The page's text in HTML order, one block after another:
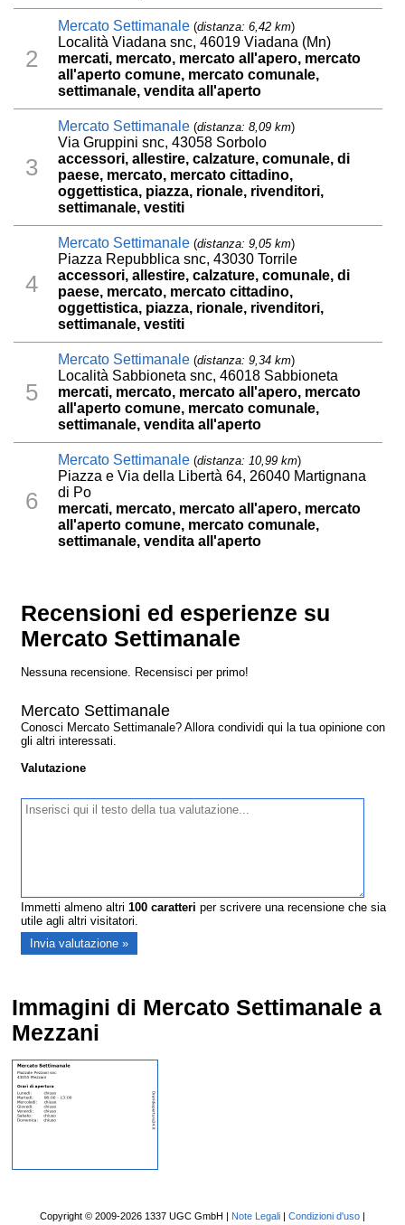
2
Mercato Settimanale (distanza: 6,42 km)
Località Viadana snc, 46019 Viadana (Mn)
mercati, mercato, mercato all'apero, mercato
all'aperto comune, mercato comunale,
settimanale, vendita all'aperto
3
Mercato Settimanale (distanza: 8,09 km)
Via Gruppini snc, 43058 Sorbolo
accessori, allestire, calzature, comunale, di
paese, mercato, mercato cittadino,
oggettistica, piazza, rionale, rivenditori,
settimanale, vestiti
4
Mercato Settimanale (distanza: 9,05 km)
Piazza Repubblica snc, 43030 Torrile
accessori, allestire, calzature, comunale, di
paese, mercato, mercato cittadino,
oggettistica, piazza, rionale, rivenditori,
settimanale, vestiti
5
Mercato Settimanale (distanza: 9,34 km)
Località Sabbioneta snc, 46018 Sabbioneta
mercati, mercato, mercato all'apero, mercato
all'aperto comune, mercato comunale,
settimanale, vendita all'aperto
6
Mercato Settimanale (distanza: 10,99 km)
Piazza e Via della Libertà 64, 26040 Martignana
di Po
mercati, mercato, mercato all'apero, mercato
all'aperto comune, mercato comunale,
settimanale, vendita all'aperto
Recensioni ed esperienze su
Mercato Settimanale
Nessuna recensione. Recensisci per primo!
Mercato Settimanale
Conosci Mercato Settimanale? Allora condividi qui la tua opinione con
gli altri interessati.
Valutazione
Immetti almeno altri100 caratteri per scrivere una recensione che sia
utile agli altri visitatori.
Immagini di Mercato Settimanale a
Mezzani
Copyright © 2009-2026 1337 UGC GmbH | Note Legali| Condizioni d'uso|